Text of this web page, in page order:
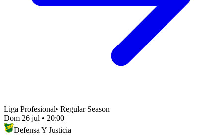
Liga Profesional• Regular Season
Dom 26 jul • 20:00
Defensa Y Justicia